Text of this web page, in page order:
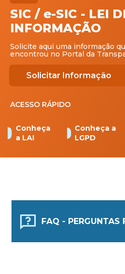
SIC / e-SIC - LEI
INFORMAÇÃO
Solicite aqui uma informação
encontrou no Portal da
Solicitar Informação
ACESSO RÁPIDO
Conheça
a LAI
Conheça a
LGPD
FAQ - PERGUNTAS